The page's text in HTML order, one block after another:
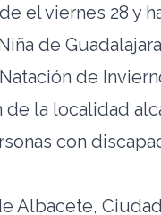
el viernes 28 y
de Guadalajara
de
la localidad
con
Albacete,